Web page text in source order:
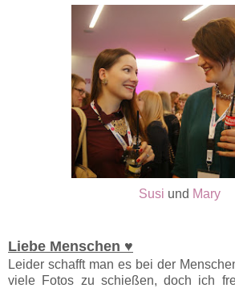
Susi und Mary
Liebe Menschen ♥
Leider schafft man es bei der
viele Fotos zu schießen, doch ich